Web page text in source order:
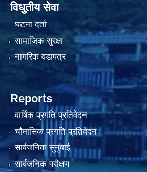
विधुतीय सेवा
घटना दर्ता
सामाजिक सुरक्षा
नागरिक वडापत्र
Reports
वार्षिक प्रगति प्रतिवेदन
चौमासिक प्रगति प्रतिवेदन
सार्वजनिक सुनुवाई
सार्वजनिक परीक्षण